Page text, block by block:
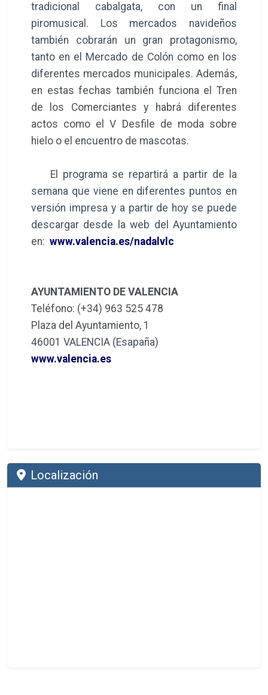
tradicional cabalgata, con un final
piromusical. Los mercados navideños
también cobrarán un gran protagonismo,
tanto en el Mercado de Colón como en los
diferentes mercados municipales. Además,
en estas fechas también funciona el Tren
de los Comerciantes y habrá diferentes
actos como el V Desfile de moda sobre
hielo o el encuentro de mascotas.
El programa se repartirá a partir de la
semana que viene en diferentes puntos en
versión impresa y a partir de hoy se puede
descargar desde la web del Ayuntamiento
en: www.valencia.es/nadalvlc
AYUNTAMIENTO DE VALENCIA
Teléfono: (+34) 963 525 478
Plaza del Ayuntamiento, 1
46001 VALENCIA (Esapaña)
www.valencia.es
Localización